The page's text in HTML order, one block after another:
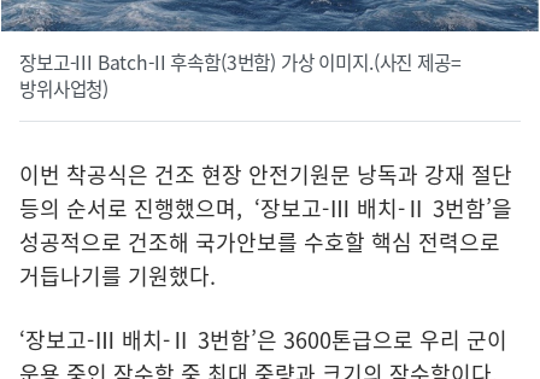
장보고-III Batch-II 후속함(3번함) 가상 이미지.(사진 제공=
방위사업청)
이번 착공식은 건조 현장 안전기원문 낭독과 강재 절단
등의 순서로 진행했으며, ‘장보고-Ⅲ 배치-Ⅱ 3번함’을
성공적으로 건조해 국가안보를 수호할 핵심 전력으로
거듭나기를 기원했다.
‘장보고-Ⅲ 배치-Ⅱ 3번함’은 3600톤급으로 우리 군이